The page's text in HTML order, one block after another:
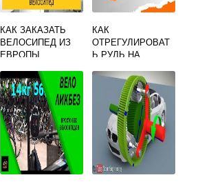
КАК ЗАКАЗАТЬ
ВЕЛОСИПЕД ИЗ
ЕВРОПЫ
КАК
ОТРЕГУЛИРОВАТ
Ь РУЛЬ НА